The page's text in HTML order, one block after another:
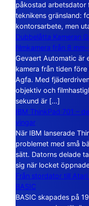
påkostad arbetsdator
teknikens gränsland:
kontorsarbete, men
Dubbelåtta Kameran
filmkamera från 8
Gevaert Automatic är
kamera från tiden
Agfa. Med
objektiv och
sekund är […]
IBM ThinkPad 701 –
vingar
När IBM lanserade
problemet med små
sätt. Datorns delade
sig när locket
Från stordator till Atari
BASIC
BASIC skapades på